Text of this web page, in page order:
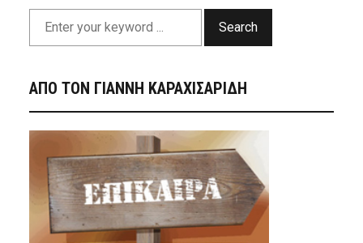
Search
ΑΠΟ ΤΟΝ ΓΙΑΝΝΗ ΚΑΡΑΧΙΣΑΡΙΔΗ